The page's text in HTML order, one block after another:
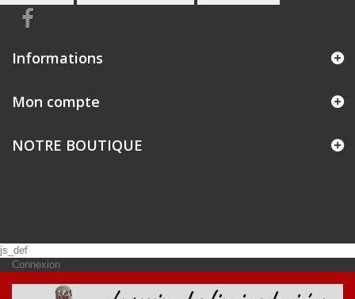
Informations
Mon compte
NOTRE BOUTIQUE
js_def
Connexion